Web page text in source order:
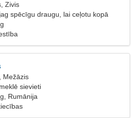
Zivis
spēcīgu draugu, lai ceļotu kopā
Mežāzis
sievieti
Rumānija